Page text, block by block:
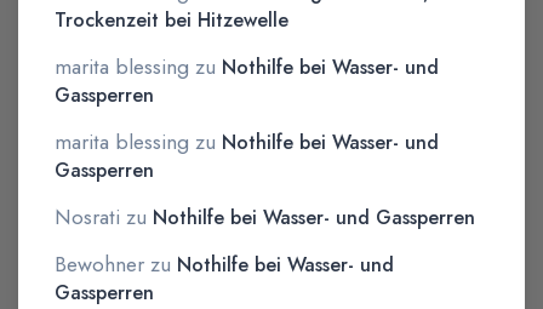
Trockenzeit bei Hitzewelle
marita blessing zu Nothilfe bei Wasser- und
Gassperren
marita blessing zu Nothilfe bei Wasser- und
Gassperren
Nosrati zu Nothilfe bei Wasser- und Gassperren
Bewohnerzu Nothilfe bei Wasser- und
Gassperren